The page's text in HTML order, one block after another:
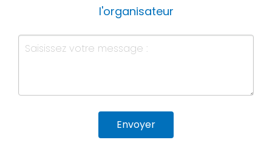
l'organisateur
Envoyer